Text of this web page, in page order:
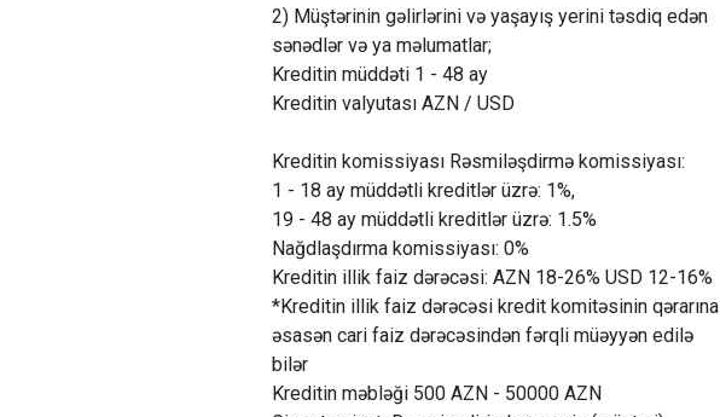
2) Müştərinin gəlirlərini və yaşayış yerini təsdiq edən
sənədlər və ya məlumatlar;
Kreditin müddəti 1 - 48 ay
Kreditin valyutası AZN / USD
Kreditin komissiyası Rəsmiləşdirmə komissiyası:
1 - 18 ay müddətli kreditlər üzrə: 1%,
19 - 48 ay müddətli kreditlər üzrə: 1.5%
Nağdlaşdırma komissiyası: 0%
Kreditin illik faiz dərəcəsi: AZN 18-26% USD 12-16%
*Kreditin illik faiz dərəcəsi kredit komitəsinin qərarına
əsasən cari faiz dərəcəsindən fərqli müəyyən edilə
bilər
Kreditin məbləği 500 AZN - 50000 AZN